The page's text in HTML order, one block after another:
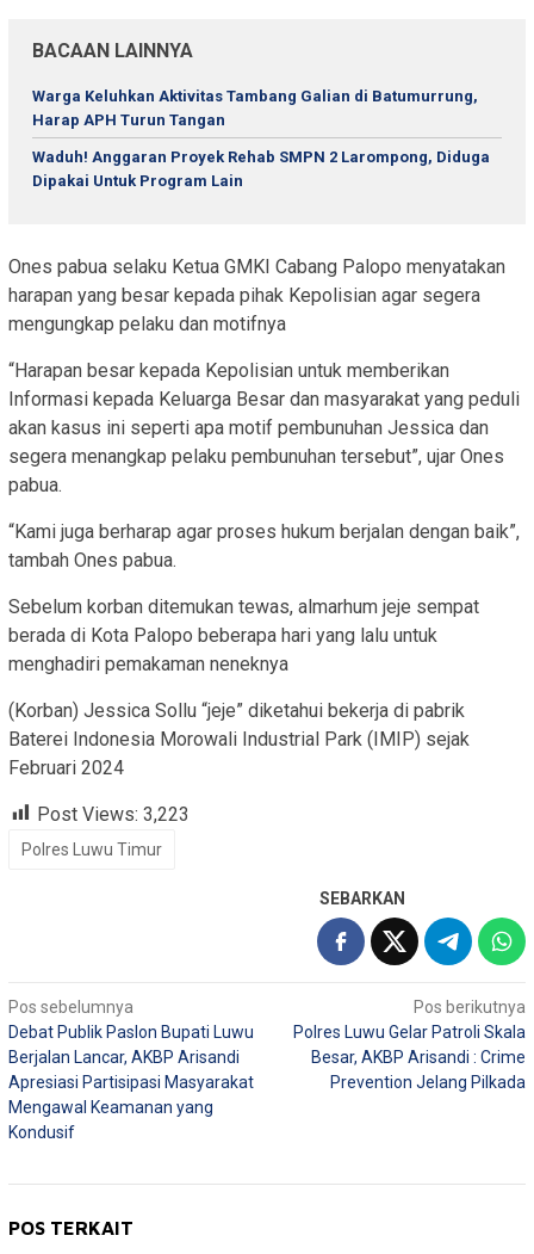
BACAAN LAINNYA
Warga Keluhkan Aktivitas Tambang Galian di Batumurrung,
Harap APH Turun Tangan
Waduh! Anggaran Proyek Rehab SMPN 2 Larompong, Diduga
Dipakai Untuk Program Lain
Ones pabua selaku Ketua GMKI Cabang Palopo menyatakan
harapan yang besar kepada pihak Kepolisian agar segera
mengungkap pelaku dan motifnya
“Harapan besar kepada Kepolisian untuk memberikan
Informasi kepada Keluarga Besar dan masyarakat yang peduli
akan kasus ini seperti apa motif pembunuhan Jessica dan
segera menangkap pelaku pembunuhan tersebut”, ujar Ones
pabua.
“Kami juga berharap agar proses hukum berjalan dengan baik”,
tambah Ones pabua.
Sebelum korban ditemukan tewas, almarhum jeje sempat
berada di Kota Palopo beberapa hari yang lalu untuk
menghadiri pemakaman neneknya
(Korban) Jessica Sollu “jeje” diketahui bekerja di pabrik
Baterei Indonesia Morowali Industrial Park (IMIP) sejak
Februari 2024
Post Views: 3,223
Polres Luwu Timur
SEBARKAN
Navigasi
pos
Pos sebelumnya
Debat Publik Paslon Bupati Luwu
Berjalan Lancar, AKBP Arisandi
Apresiasi Partisipasi Masyarakat
Mengawal Keamanan yang
Kondusif
Pos berikutnya
Polres Luwu Gelar Patroli Skala
Besar, AKBP Arisandi : Crime
Prevention Jelang Pilkada
POS TERKAIT